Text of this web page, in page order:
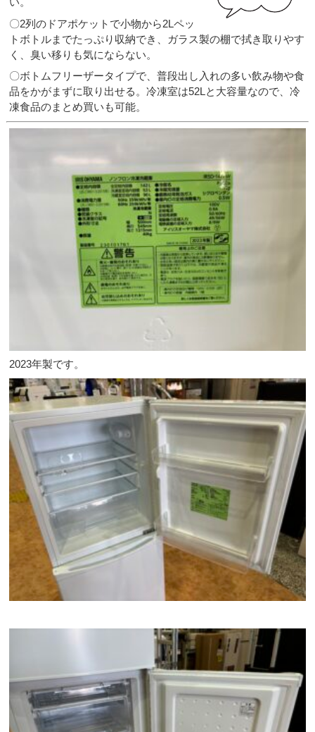
〇2列のドアポケットで小物から2Lペッ
トボトルまでたっぷり収納でき、ガラス製の棚で拭き取りやす
く、臭い移りも気にならない。
〇ボトムフリーザータイプで、普段出し入れの多い飲み物や食
品をかがまずに取り出せる。冷凍室は52Lと大容量なので、冷
凍食品のまとめ買いも可能。
2023年製です。